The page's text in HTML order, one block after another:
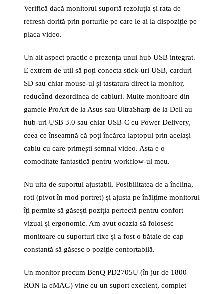
Verifică dacă monitorul suportă rezoluția și rata de
refresh dorită prin porturile pe care le ai la dispoziție pe
placa video.
Un alt aspect practic e prezența unui hub USB integrat.
E extrem de util să poți conecta stick-uri USB, carduri
SD sau chiar mouse-ul și tastatura direct la monitor,
reducând dezordinea de cabluri. Multe monitoare din
gamele ProArt de la Asus sau UltraSharp de la Dell au
hub-uri USB 3.0 sau chiar USB-C cu Power Delivery,
ceea ce înseamnă că poți încărca laptopul prin același
cablu cu care primești semnal video. Asta e o
comoditate fantastică pentru workflow-ul meu.
Nu uita de suportul ajustabil. Posibilitatea de a înclina,
roti (pivot în mod portret) și ajusta pe înălțime monitorul
îți permite să găsești poziția perfectă pentru confort
vizual și ergonomic. Am avut ocazia să folosesc
monitoare cu suporturi fixe și a fost o bătaie de cap
constantă să găsesc o poziție confortabilă.
Un monitor precum BenQ PD2705U (în jur de 1800
RON la eMAG) vine cu un suport excelent, complet